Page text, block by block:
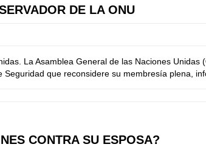
DE LA ONU
La Asamblea General de las Naciones Unidas
que reconsidere su membresía plena,
CONTRA SU ESPOSA?